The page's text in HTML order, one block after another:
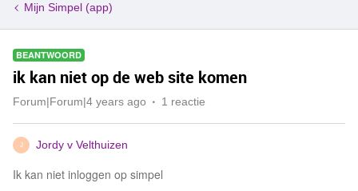
Mijn Simpel (app)
BEANTWOORD
ik kan niet op de web site komen
Forum|Forum|4 years ago 1 reactie
J Jordy v Velthuizen
Ik kan niet inloggen op simpel